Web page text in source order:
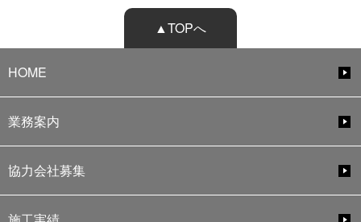
▲TOPへ
HOME
業務案内
協力会社募集